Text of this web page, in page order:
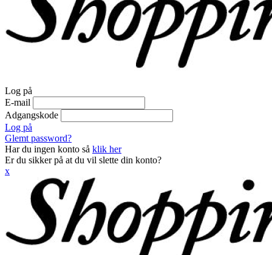
Log på
E-mail
Adgangskode
Log på
Glemt password?
Har du ingen konto så klik her
Er du sikker på at du vil slette din konto?
x